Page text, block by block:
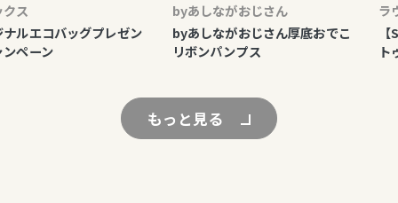
エコバッグプレゼン
ーン
byあしながおじさん
byあしながおじさん厚底おでこ
リボンパンプス
ラウ
【
トゥ
もっと見る